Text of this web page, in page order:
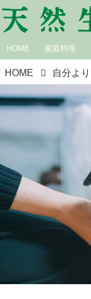
HOME 家庭料理
HOME